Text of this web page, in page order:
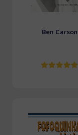
Ben Carson